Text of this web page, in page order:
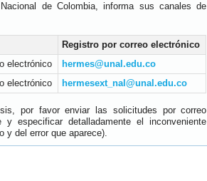
de Colombia, informa sus canales de
Registro por correo electrónico
electrónico
hermes@unal.edu.co
electrónico hermesext_nal@unal.edu.co
por favor enviar las solicitudes por correo
especificar detalladamente el inconveniente
y del error que aparece).